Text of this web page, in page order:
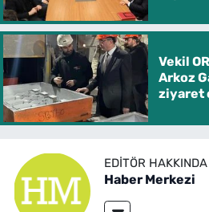
Vekil
Arkoz
ziyaret
EDITÖR HAKKINDA
Haber Merkezi